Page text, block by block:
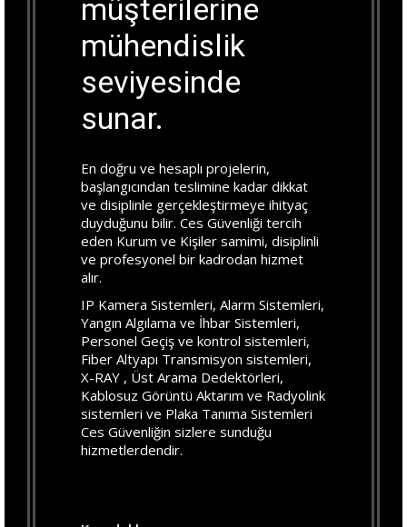
müşterilerine
mühendislik
seviyesinde
sunar.
En doğru ve hesaplı projelerin,
başlangıcından teslimine kadar dikkat
ve disiplinle gerçekleştirmeye ihityaç
duyduğunu bilir. Ces Güvenliği tercih
eden Kurum ve Kişiler samimi, disiplinli
ve profesyonel bir kadrodan hizmet
alır.
IP Kamera Sistemleri, Alarm Sistemleri,
Yangın Algılama ve İhbar Sistemleri,
Personel Geçiş ve kontrol sistemleri,
Fiber Altyapı Transmisyon sistemleri,
X-RAY , Üst Arama Dedektörleri,
Kablosuz Görüntü Aktarım ve Radyolink
sistemleri ve Plaka Tanıma Sistemleri
Ces Güvenliğin sizlere sunduğu
hizmetlerdendir.